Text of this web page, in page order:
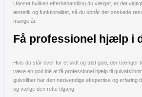
Uanset hvilken efterbehandling du vælger, er det
æstetik og funktionalitet, så du opnår det ønskede
mange år.
Få professionel hjælp i
Hvis du står over for et slidt og trist gulv, der trænger
være en god idé at få professionel hjælp til
gulvsliber har den nødvendige ekspertise og erfaring
og vælge den rette tilgang.